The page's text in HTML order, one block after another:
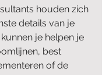
houden zich
details van je
je helpen je
best
of de